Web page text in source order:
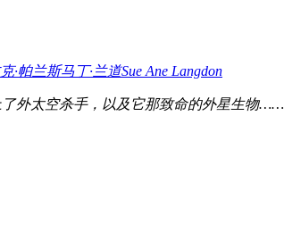
·帕兰斯马丁·兰道Sue Ane Langdon
外太空杀手，以及它那致命的外星生物……